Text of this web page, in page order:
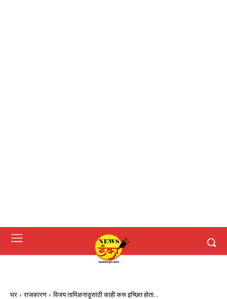
घर राजकारण विजय तामिळनाडूसाठी काही करू इच्छित होता...